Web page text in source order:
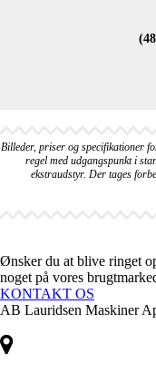
(
Billeder, priser og specifikationer
regel med udgangspunkt i
ekstraudstyr. Der tages
Ønsker du at blive ringet
noget på vores
KONTAKT OS
AB Lauridsen Maskiner